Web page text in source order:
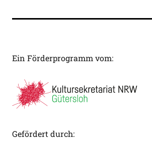
Ein Förderprogramm vom:
Gefördert durch: